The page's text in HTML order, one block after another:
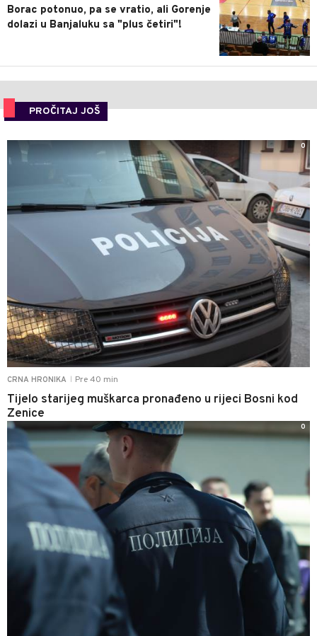
Borac potonuo, pa se vratio, ali Gorenje
dolazi u Banjaluku sa "plus četiri"!
PROČITAJ JOŠ
CRNA HRONIKA Pre 40 min
Tijelo starijeg muškarca pronađeno u rijeci Bosni kod
Zenice
0
0